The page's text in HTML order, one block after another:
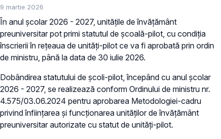
9 martie 2026
În anul școlar 2026 - 2027, unitățile de învățământ
preuniversitar pot primi statutul de școală-pilot, cu condiția
înscrierii în rețeaua de unități-pilot ce va fi aprobată prin ordin
de ministru, până la data de 30 iulie 2026.
Dobândirea statutului de școli-pilot, începând cu anul școlar
2026 - 2027, se realizează conform Ordinului de ministru nr.
4.575/03.06.2024 pentru aprobarea Metodologiei-cadru
privind înființarea și funcționarea unităților de învățământ
preuniversitar autorizate cu statut de unități-pilot.